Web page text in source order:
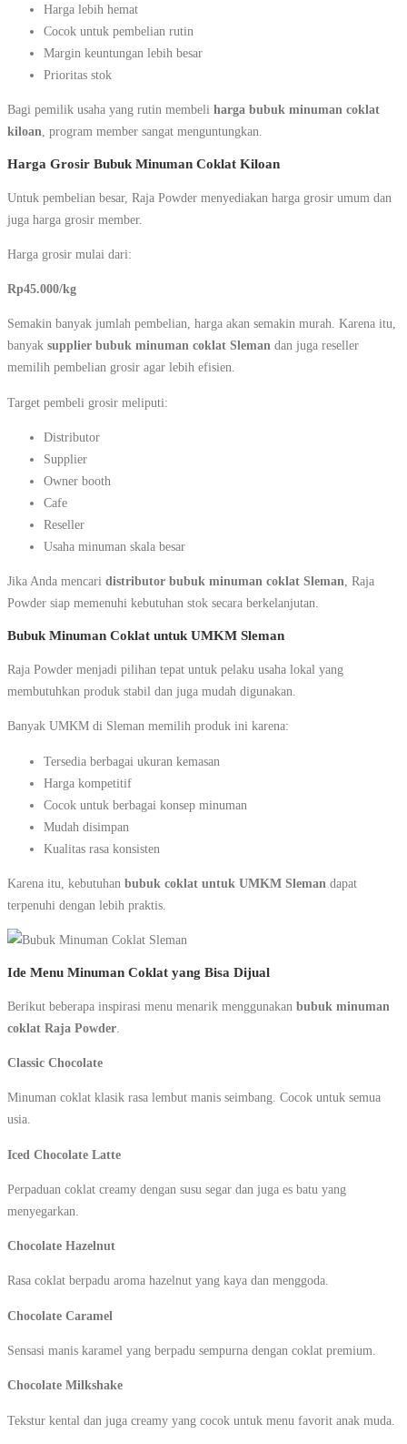
Harga lebih hemat
Cocok untuk pembelian rutin
Margin keuntungan lebih besar
Prioritas stok
Bagi pemilik usaha yang rutin membeli harga bubuk minuman coklat
kiloan , program member sangat menguntungkan.
Harga Grosir Bubuk Minuman Coklat Kiloan
Untuk pembelian besar, Raja Powder menyediakan harga grosir umum dan
juga harga grosir member.
Harga grosir mulai dari:
Rp45.000/kg
Semakin banyak jumlah pembelian, harga akan semakin murah. Karena itu,
banyak supplier bubuk minuman coklat Sleman dan juga reseller
memilih pembelian grosir agar lebih efisien.
Target pembeli grosir meliputi:
Distributor
Supplier
Owner booth
Cafe
Reseller
Usaha minuman skala besar
Jika Anda mencari distributor bubuk minuman coklat Sleman, Raja
Powder siap memenuhi kebutuhan stok secara berkelanjutan.
Bubuk Minuman Coklat untuk UMKM Sleman
Raja Powder menjadi pilihan tepat untuk pelaku usaha lokal yang
membutuhkan produk stabil dan juga mudah digunakan.
Banyak UMKM di Sleman memilih produk ini karena:
Tersedia berbagai ukuran kemasan
Harga kompetitif
Cocok untuk berbagai konsep minuman
Mudah disimpan
Kualitas rasa konsisten
Karena itu, kebutuhan bubuk coklat untuk UMKM Sleman dapat
terpenuhi dengan lebih praktis.
Ide Menu Minuman Coklat yang Bisa Dijual
Berikut beberapa inspirasi menu menarik menggunakan bubuk minuman
coklat Raja Powder
Classic Chocolate
Minuman coklat klasik rasa lembut manis seimbang. Cocok untuk semua
usia.
Iced Chocolate Latte
Perpaduan coklat creamy dengan susu segar dan juga es batu yang
menyegarkan.
Chocolate Hazelnut
Rasa coklat berpadu aroma hazelnut yang kaya dan menggoda.
Chocolate Caramel
Sensasi manis karamel yang berpadu sempurna dengan coklat premium.
Chocolate Milkshake
Tekstur kental dan juga creamy yang cocok untuk menu favorit anak muda.